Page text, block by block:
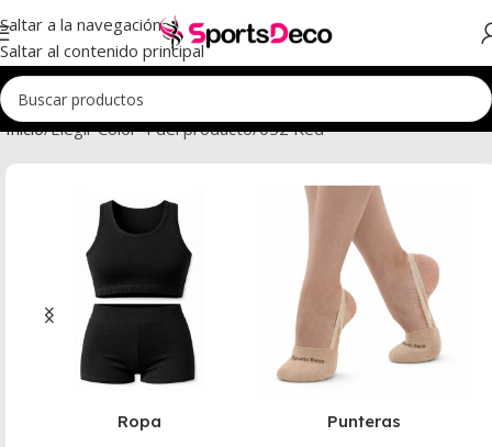
Saltar a la navegación
Saltar al contenido principal
Inicio Elegir Color 4 del producto 052 Red
Ropa Punteras